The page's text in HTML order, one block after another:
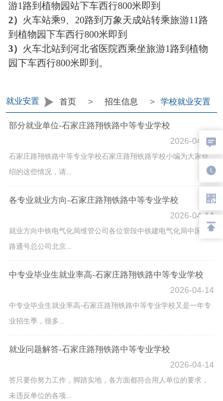
就业安置 首页 > 招生信息 > 学校就业安置
部分就业单位-石家庄路翔铁路中等专业学校
2026-04-16
石家庄路翔铁路中等专业学校石家庄路翔铁路学校小编为大家介
绍的这些情况，请...
各专业就业方向-石家庄路翔铁路中等专业学校
2026-04-14
就业方向中铁电气化局维管公司各位管段中铁建电气化局中国铁
路通号总公司北京...
中专业毕业生就业率高-石家庄路翔铁路中等专业学校
2026-04-14
中专业毕业生就业率高-石家庄路翔铁路中等专业学校又是一年专
业招生季，很多...
就业问题解答-石家庄路翔铁路中等专业学校
2026-04-14
答只要你努力工作，脚踏实地，各方面都符合用人单位的要求，
未违反单位的各项...
游1路到植物园站下车西行800米即到
2） 火车站乘9、20路到万象天成站转乘旅游11路
到植物园下车西行800米即到
3） 火车北站到河北省医院西乘坐旅游1路到植物
园下车西行800米即到。
的老师电话
。为提高工作效力，继续联系您原咨
请学生与家长以电话、微信 、 QQ联系，
招办电话：18633809040（微信同号）
联系电话：0311-83875413
QQ:
1658867725